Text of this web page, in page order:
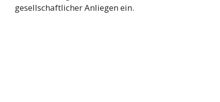
gesellschaftlicher Anliegen ein.